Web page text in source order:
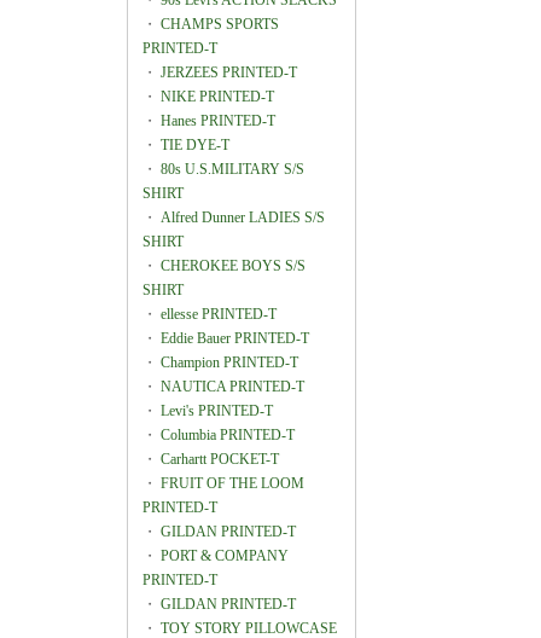
・ CHAMPS SPORTS
PRINTED-T
・ JERZEES PRINTED-T
・ NIKE PRINTED-T
・ Hanes PRINTED-T
・ TIE DYE-T
・ 80s U.S.MILITARY S/S
SHIRT
・ Alfred Dunner LADIES S/S
SHIRT
・ CHEROKEE BOYS S/S
SHIRT
・ ellesse PRINTED-T
・ Eddie Bauer PRINTED-T
・ Champion PRINTED-T
・ NAUTICA PRINTED-T
・ Levi's PRINTED-T
・ Columbia PRINTED-T
・ Carhartt POCKET-T
・ FRUIT OF THE LOOM
PRINTED-T
・ GILDAN PRINTED-T
・ PORT & COMPANY
PRINTED-T
・ GILDAN PRINTED-T
・ TOY STORY PILLOWCASE